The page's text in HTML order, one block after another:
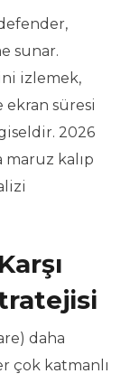
sunar.
izlemek,
süresi
2026
maruz kalıp
daha
çok katmanlı